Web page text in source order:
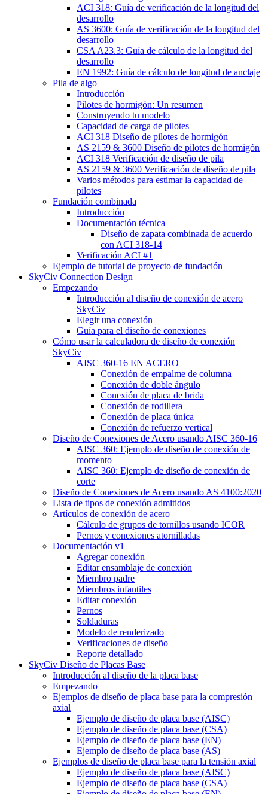
ACI 318: Guía de verificación de la longitud del
desarrollo
AS 3600: Guía de verificación de la longitud del
desarrollo
CSA A23.3: Guía de cálculo de la longitud del
desarrollo
EN 1992: Guía de cálculo de longitud de anclaje
Pila de algo
Introducción
Pilotes de hormigón: Un resumen
Construyendo tu modelo
Capacidad de carga de pilotes
ACI 318 Diseño de pilotes de hormigón
AS 2159 & 3600 Diseño de pilotes de hormigón
ACI 318 Verificación de diseño de pila
AS 2159 & 3600 Verificación de diseño de pila
Varios métodos para estimar la capacidad de
pilotes
Fundación combinada
Introducción
Documentación técnica
Diseño de zapata combinada de acuerdo
con ACI 318-14
Verificación ACI #1
Ejemplo de tutorial de proyecto de fundación
SkyCiv Connection Design
Empezando
Introducción al diseño de conexión de acero
SkyCiv
Elegir una conexión
Guía para el diseño de conexiones
Cómo usar la calculadora de diseño de conexión
SkyCiv
AISC 360-16 EN ACERO
Conexión de empalme de columna
Conexión de doble ángulo
Conexión de placa de brida
Conexión de rodillera
Conexión de placa única
Conexión de refuerzo vertical
Diseño de Conexiones de Acero usando AISC 360-16
AISC 360: Ejemplo de diseño de conexión de
momento
AISC 360: Ejemplo de diseño de conexión de
corte
Diseño de Conexiones de Acero usando AS 4100:2020
Lista de tipos de conexión admitidos
Artículos de conexión de acero
Cálculo de grupos de tornillos usando ICOR
Pernos y conexiones atornilladas
Documentación v1
Agregar conexión
Editar ensamblaje de conexión
Miembro padre
Miembros infantiles
Editar conexión
Pernos
Soldaduras
Modelo de renderizado
Verificaciones de diseño
Reporte detallado
SkyCiv Diseño de Placas Base
Introducción al diseño de la placa base
Empezando
Ejemplos de diseño de placa base para la compresión
axial
Ejemplo de diseño de placa base (AISC)
Ejemplo de diseño de placa base (CSA)
Ejemplo de diseño de placa base (EN)
Ejemplo de diseño de placa base (AS)
Ejemplos de diseño de placa base para la tensión axial
Ejemplo de diseño de placa base (AISC)
Ejemplo de diseño de placa base (CSA)